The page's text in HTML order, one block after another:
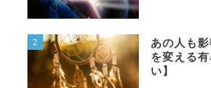
2
あの人も
を変える
い】